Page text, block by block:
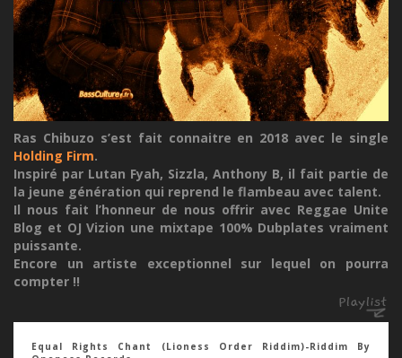
Ras Chibuzo s’est fait connaitre en 2018 avec le single
Holding Firm.
Inspiré par Lutan Fyah, Sizzla, Anthony B, il fait partie de
la jeune génération qui reprend le flambeau avec talent.
Il nous fait l’honneur de nous offrir avec Reggae Unite
Blog et OJ Vizion une mixtape 100% Dubplates vraiment
puissante.
Encore un artiste exceptionnel sur lequel on pourra
compter !!
Equal Rights Chant (Lioness Order Riddim)-Riddim By